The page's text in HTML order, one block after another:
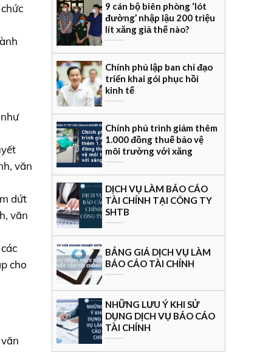
văn
dứt
văn
cho
9 cán bộ biên phòng ‘lót
đường’ nhập lậu 200 triệu
lít xăng giả thế nào?
Chính phủ lập ban chỉ đạo
triển khai gói phục hồi
kinh tế
Chính phủ trình giảm thêm
1.000 đồng thuế bảo vệ
môi trường với xăng
DỊCH VỤ LÀM BÁO CÁO
TÀI CHÍNH TẠI CÔNG TY
SHTB
BẢNG GIÁ DỊCH VỤ LÀM
BÁO CÁO TÀI CHÍNH
NHỮNG LƯU Ý KHI SỬ
DỤNG DỊCH VỤ BÁO CÁO
TÀI CHÍNH